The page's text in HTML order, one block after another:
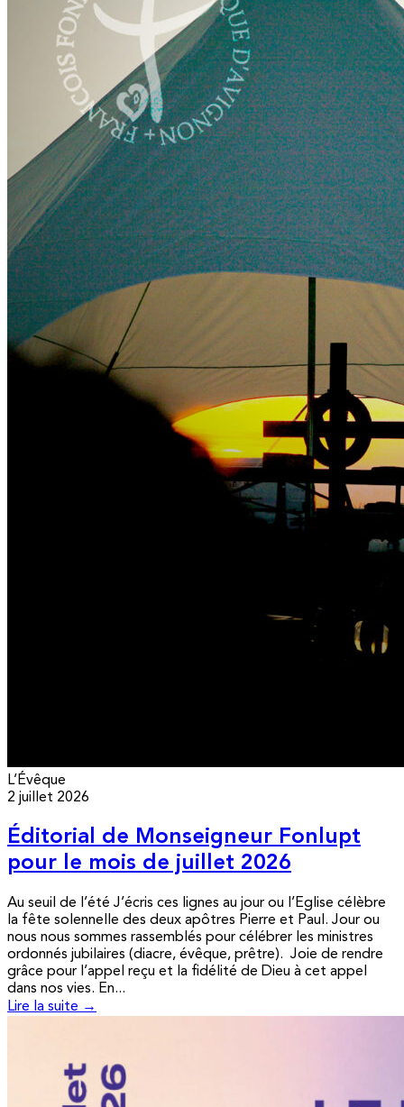
L’Évêque
2 juillet 2026
Éditorial de Monseigneur Fonlupt
pour le mois de juillet 2026
Au seuil de l’été J’écris ces lignes au jour ou l’Eglise célèbre
la fête solennelle des deux apôtres Pierre et Paul. Jour ou
nous nous sommes rassemblés pour célébrer les ministres
ordonnés jubilaires (diacre, évêque, prêtre). Joie de rendre
grâce pour l’appel reçu et la fidélité de Dieu à cet appel
dans nos vies. En...
Lire la suite →